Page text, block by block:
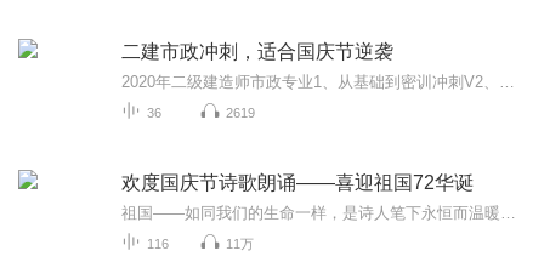
二建市政冲刺，适合国庆节逆袭
36 2619
欢度国庆节诗歌朗诵——喜迎祖国72华诞
116 11万